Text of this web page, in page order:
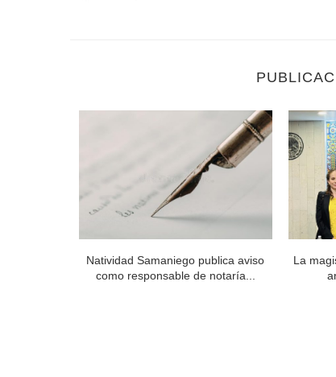
Natividad Samaniego publica aviso
como responsable de notaría...
La